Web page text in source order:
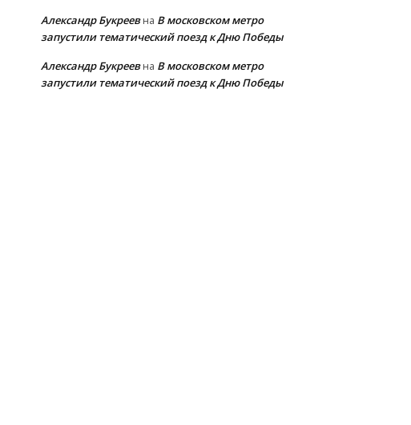
Александр Букреевна В московском метро
запустили тематический поезд к Дню Победы
Александр Букреевна В московском метро
запустили тематический поезд к Дню Победы